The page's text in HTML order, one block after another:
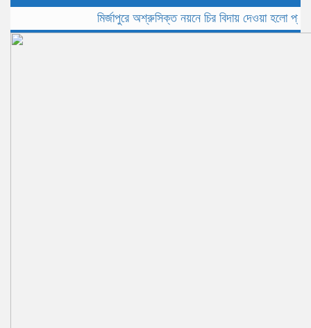
মির্জাপুরে অশ্রুসিক্ত নয়নে চির বিদায় দেওয়া হলো প্রবীন